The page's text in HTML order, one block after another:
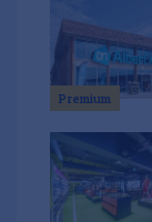
Premium